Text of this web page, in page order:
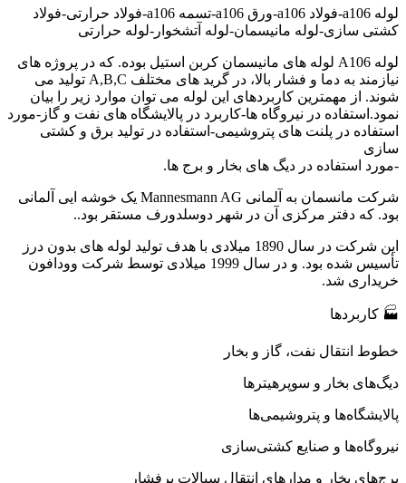
لوله a106-فولاد a106-ورق a106-تسمه a106-فولاد حرارتی-فولاد
کشتی سازی-لوله مانیسمان-لوله آتشخوار-لوله حرارتی
لوله A106 لوله های مانیسمان کربن استیل بوده. که در پروژه های
نیازمند به دما و فشار بالا، در گرید های مختلف A,B,C تولید می
شوند. از مهمترین کاربردهای این لوله می توان موارد زیر را بیان
نمود.استفاده در نیروگاه ها-کاربرد در پالایشگاه های نفت و گاز-مورد
استفاده در پلنت های پتروشیمی-استفاده در تولید برق و کشتی
سازی
-مورد استفاده در دیگ های بخار و برج ها.
شرکت مانسمان به آلمانی Mannesmann AG یک خوشه ایی آلمانی
بود. که دفتر مرکزی آن در شهر دوسلدورف مستقر بود..
این شرکت در سال 1890 میلادی با هدف تولید لوله های بدون درز
تأسیس شده بود. و در سال 1999 میلادی توسط شرکت وودافون
خریداری شد.
🏭 کاربردها
خطوط انتقال نفت، گاز و بخار
دیگ‌های بخار و سوپرهیترها
پالایشگاه‌ها و پتروشیمی‌ها
نیروگاه‌ها و صنایع کشتی‌سازی
برج‌های بخار و مدارهای انتقال سیالات پرفشار